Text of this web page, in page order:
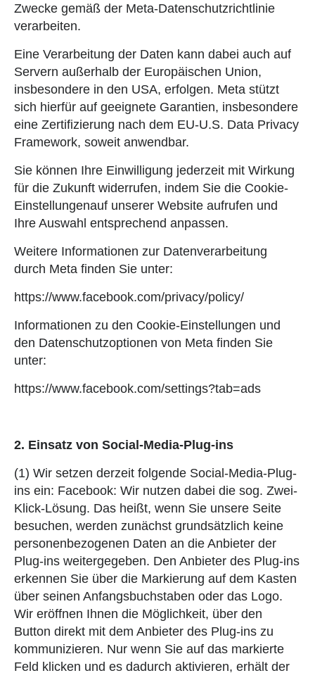
Zwecke gemäß der Meta-Datenschutzrichtlinie
verarbeiten.
Eine Verarbeitung der Daten kann dabei auch auf
Servern außerhalb der Europäischen Union,
insbesondere in den USA, erfolgen. Meta stützt
sich hierfür auf geeignete Garantien, insbesondere
eine Zertifizierung nach dem EU-U.S. Data Privacy
Framework, soweit anwendbar.
Sie können Ihre Einwilligung jederzeit mit Wirkung
für die Zukunft widerrufen, indem Sie die Cookie-
Einstellungenauf unserer Website aufrufen und
Ihre Auswahl entsprechend anpassen.
Weitere Informationen zur Datenverarbeitung
durch Meta finden Sie unter:
https://www.facebook.com/privacy/policy/
Informationen zu den Cookie-Einstellungen und
den Datenschutzoptionen von Meta finden Sie
unter:
https://www.facebook.com/settings?tab=ads
2. Einsatz von Social-Media-Plug-ins
(1) Wir setzen derzeit folgende Social-Media-Plug-
ins ein: Facebook: Wir nutzen dabei die sog. Zwei-
Klick-Lösung. Das heißt, wenn Sie unsere Seite
besuchen, werden zunächst grundsätzlich keine
personenbezogenen Daten an die Anbieter der
Plug-ins weitergegeben. Den Anbieter des Plug-ins
erkennen Sie über die Markierung auf dem Kasten
über seinen Anfangsbuchstaben oder das Logo.
Wir eröffnen Ihnen die Möglichkeit, über den
Button direkt mit dem Anbieter des Plug-ins zu
kommunizieren. Nur wenn Sie auf das markierte
Feld klicken und es dadurch aktivieren, erhält der